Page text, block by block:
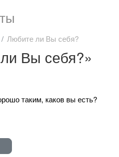
Любите ли Вы себя?
Вы себя?»
таким, каков вы есть?